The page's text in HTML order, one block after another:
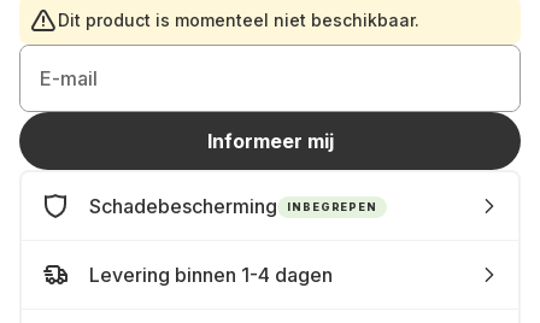
Dit product is momenteel niet beschikbaar.
E-mail
Informeer mij
Schadebescherming INBEGREPEN
Levering binnen 1-4 dagen